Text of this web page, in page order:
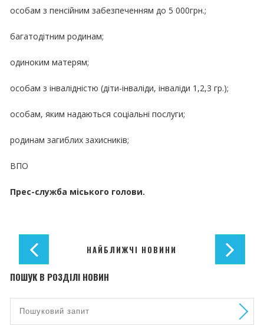
особам з пенсійним забезпеченням до 5 000грн.;
багатодітним родинам;
одиноким матерям;
особам з інвалідністю (діти-інваліди, інваліди 1,2,3 гр.);
особам, яким надаються соціальні послуги;
родинам загиблих захисників;
ВПО
Прес-служба міського голови.
НАЙБЛИЖЧІ НОВИНИ
ПОШУК В РОЗДІЛІ НОВИН